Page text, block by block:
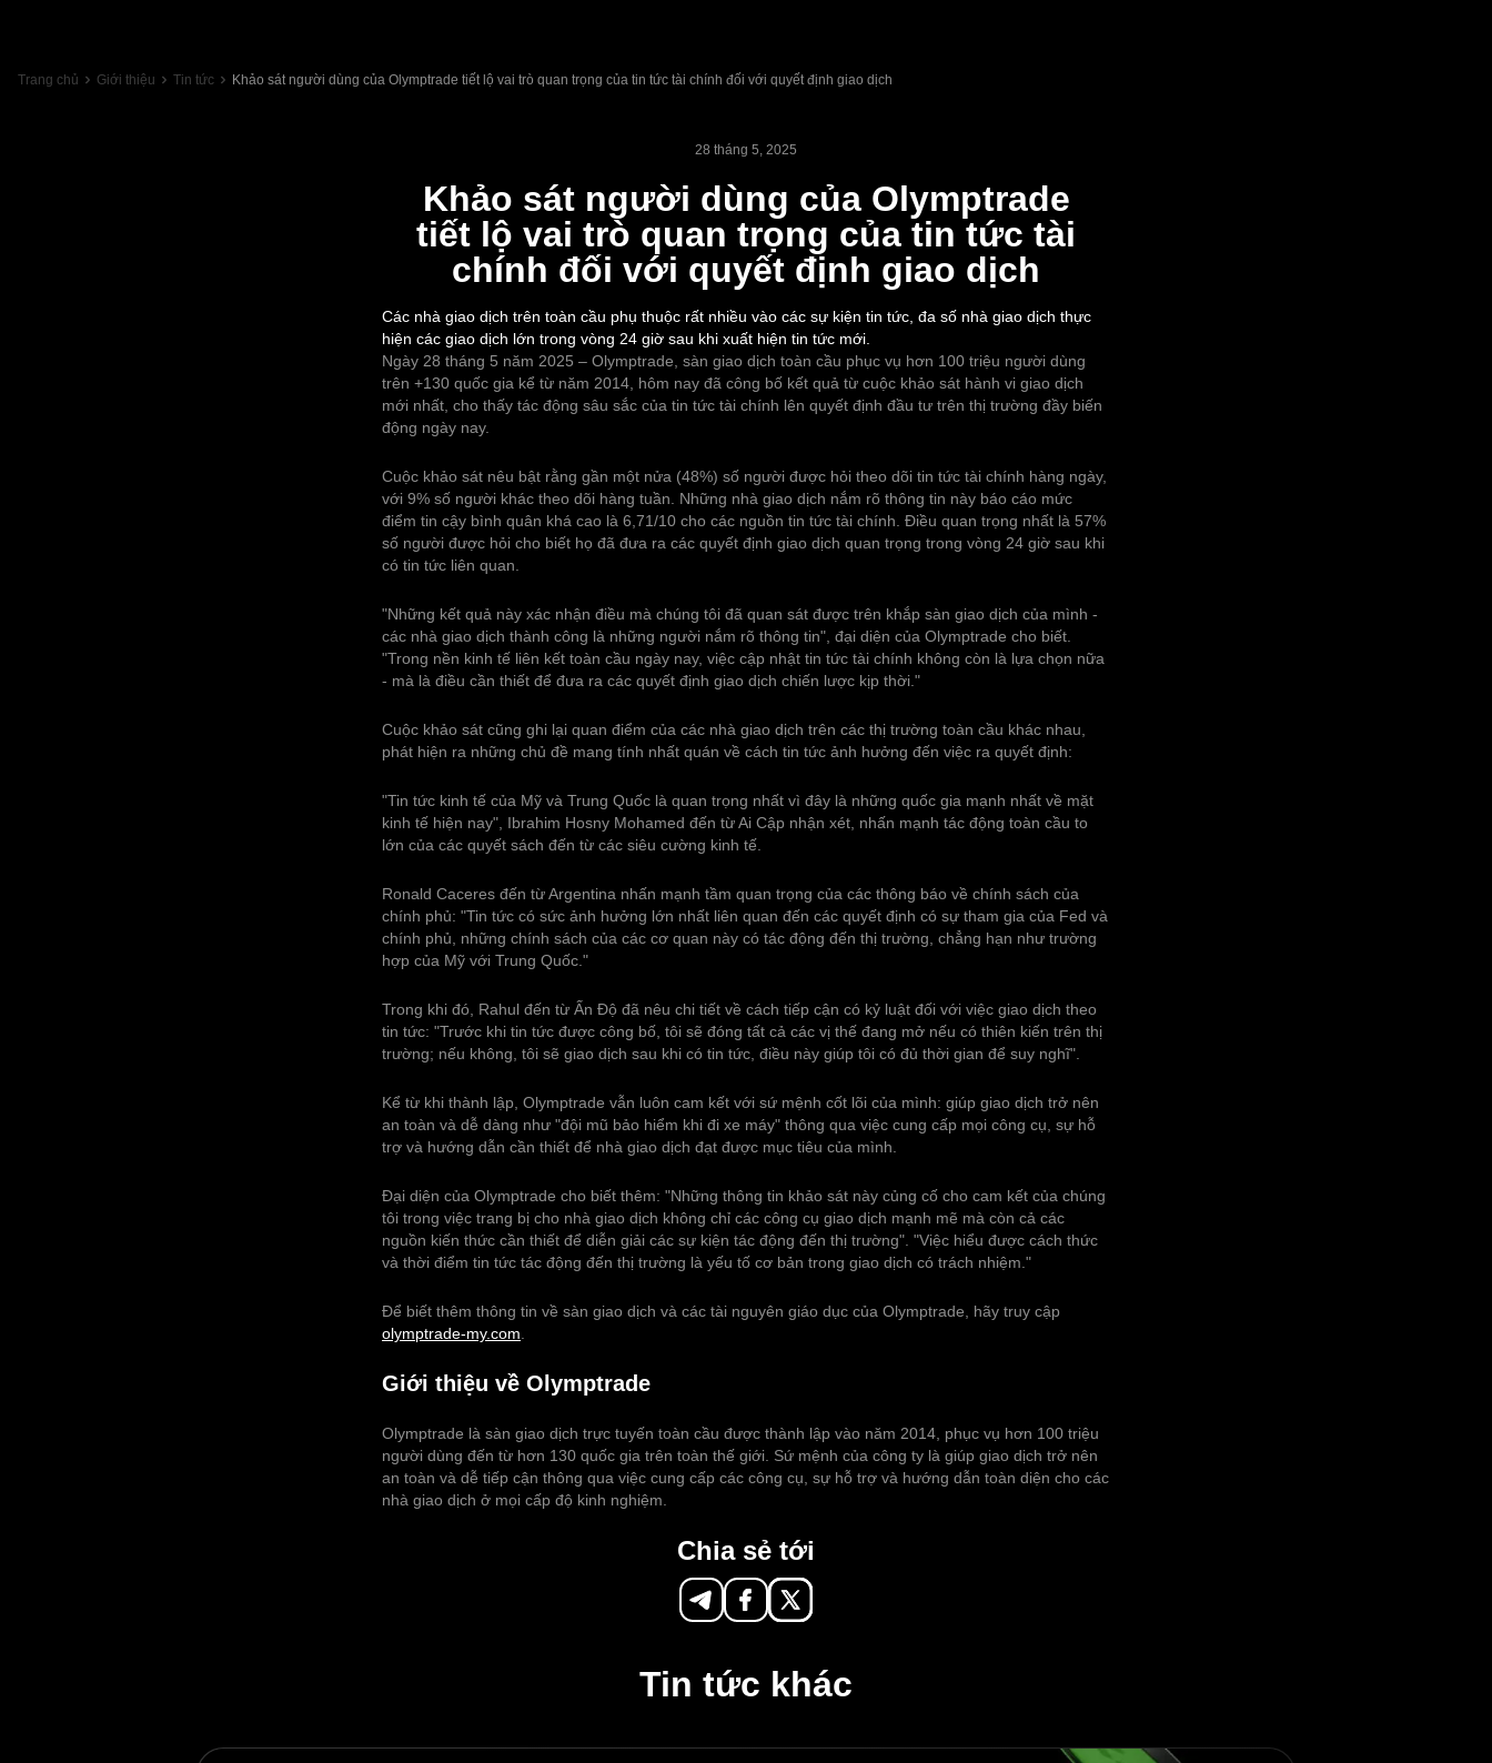
Trang chủ Giới thiệu Tin tức Khảo sát người dùng của Olymptrade tiết lộ vai trò quan trọng của tin tức tài chính đối với quyết định giao dịch
28 tháng 5, 2025
Khảo sát người dùng của Olymptrade
tiết lộ vai trò quan trọng của tin tức tài
chính đối với quyết định giao dịch
Các nhà giao dịch trên toàn cầu phụ thuộc rất nhiều vào các sự kiện tin tức, đa số nhà giao dịch thực
hiện các giao dịch lớn trong vòng 24 giờ sau khi xuất hiện tin tức mới.
Ngày 28 tháng 5 năm 2025 – Olymptrade, sàn giao dịch toàn cầu phục vụ hơn 100 triệu người dùng
trên +130 quốc gia kể từ năm 2014, hôm nay đã công bố kết quả từ cuộc khảo sát hành vi giao dịch
mới nhất, cho thấy tác động sâu sắc của tin tức tài chính lên quyết định đầu tư trên thị trường đầy biến
động ngày nay.
Cuộc khảo sát nêu bật rằng gần một nửa (48%) số người được hỏi theo dõi tin tức tài chính hàng ngày,
với 9% số người khác theo dõi hàng tuần. Những nhà giao dịch nắm rõ thông tin này báo cáo mức
điểm tin cậy bình quân khá cao là 6,71/10 cho các nguồn tin tức tài chính. Điều quan trọng nhất là 57%
số người được hỏi cho biết họ đã đưa ra các quyết định giao dịch quan trọng trong vòng 24 giờ sau khi
có tin tức liên quan.
"Những kết quả này xác nhận điều mà chúng tôi đã quan sát được trên khắp sàn giao dịch của mình -
các nhà giao dịch thành công là những người nắm rõ thông tin", đại diện của Olymptrade cho biết.
"Trong nền kinh tế liên kết toàn cầu ngày nay, việc cập nhật tin tức tài chính không còn là lựa chọn nữa
- mà là điều cần thiết để đưa ra các quyết định giao dịch chiến lược kịp thời."
Cuộc khảo sát cũng ghi lại quan điểm của các nhà giao dịch trên các thị trường toàn cầu khác nhau,
phát hiện ra những chủ đề mang tính nhất quán về cách tin tức ảnh hưởng đến việc ra quyết định:
"Tin tức kinh tế của Mỹ và Trung Quốc là quan trọng nhất vì đây là những quốc gia mạnh nhất về mặt
kinh tế hiện nay", Ibrahim Hosny Mohamed đến từ Ai Cập nhận xét, nhấn mạnh tác động toàn cầu to
lớn của các quyết sách đến từ các siêu cường kinh tế.
Ronald Caceres đến từ Argentina nhấn mạnh tầm quan trọng của các thông báo về chính sách của
chính phủ: "Tin tức có sức ảnh hưởng lớn nhất liên quan đến các quyết định có sự tham gia của Fed và
chính phủ, những chính sách của các cơ quan này có tác động đến thị trường, chẳng hạn như trường
hợp của Mỹ với Trung Quốc."
Trong khi đó, Rahul đến từ Ấn Độ đã nêu chi tiết về cách tiếp cận có kỷ luật đối với việc giao dịch theo
tin tức: "Trước khi tin tức được công bố, tôi sẽ đóng tất cả các vị thế đang mở nếu có thiên kiến trên thị
trường; nếu không, tôi sẽ giao dịch sau khi có tin tức, điều này giúp tôi có đủ thời gian để suy nghĩ".
Kể từ khi thành lập, Olymptrade vẫn luôn cam kết với sứ mệnh cốt lõi của mình: giúp giao dịch trở nên
an toàn và dễ dàng như "đội mũ bảo hiểm khi đi xe máy" thông qua việc cung cấp mọi công cụ, sự hỗ
trợ và hướng dẫn cần thiết để nhà giao dịch đạt được mục tiêu của mình.
Đại diện của Olymptrade cho biết thêm: "Những thông tin khảo sát này củng cố cho cam kết của chúng
tôi trong việc trang bị cho nhà giao dịch không chỉ các công cụ giao dịch mạnh mẽ mà còn cả các
nguồn kiến ‌‌thức cần thiết để diễn giải các sự kiện tác động đến thị trường". "Việc hiểu được cách thức
và thời điểm tin tức tác động đến thị trường là yếu tố cơ bản trong giao dịch có trách nhiệm."
Để biết thêm thông tin về sàn giao dịch và các tài nguyên giáo dục của Olymptrade, hãy truy cập
olymptrade-my.com
Giới thiệu về Olymptrade
Olymptrade là sàn giao dịch trực tuyến toàn cầu được thành lập vào năm 2014, phục vụ hơn 100 triệu
người dùng đến từ hơn 130 quốc gia trên toàn thế giới. Sứ mệnh của công ty là giúp giao dịch trở nên
an toàn và dễ tiếp cận thông qua việc cung cấp các công cụ, sự hỗ trợ và hướng dẫn toàn diện cho các
nhà giao dịch ở mọi cấp độ kinh nghiệm.
Chia sẻ tới
Tin tức khác